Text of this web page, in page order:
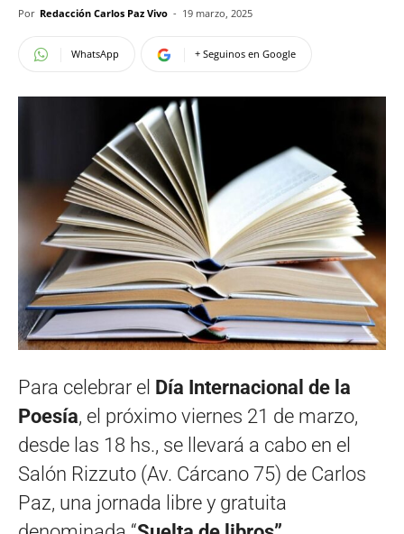
Por Redacción Carlos Paz Vivo - 19 marzo, 2025
WhatsApp + Seguinos en Google
Para celebrar el Día Internacional de la
Poesía, el próximo viernes 21 de marzo,
desde las 18 hs., se llevará a cabo en el
Salón Rizzuto (Av. Cárcano 75) de Carlos
Paz, una jornada libre y gratuita